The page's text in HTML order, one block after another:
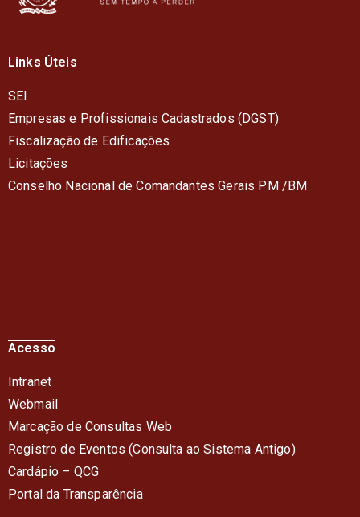
Links Úteis
SEI
Empresas e Profissionais Cadastrados (DGST)
Fiscalização de Edificações
Licitações
Conselho Nacional de Comandantes Gerais PM /BM
Acesso
Intranet
Webmail
Marcação de Consultas Web
Registro de Eventos (Consulta ao Sistema Antigo)
Cardápio – QCG
Portal da Transparência